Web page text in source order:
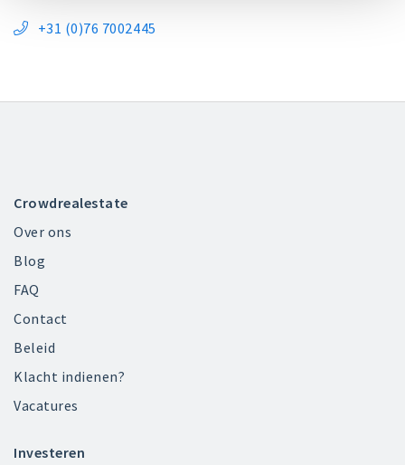
 +31 (0)76 7002445
Crowdrealestate
Over ons
Blog
FAQ
Contact
Beleid
Klacht indienen?
Vacatures
Investeren